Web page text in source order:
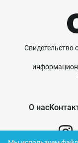
Свидетельство
О нас